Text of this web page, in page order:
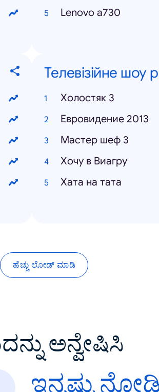
Lenovo a730
Телевізійне шоу
Холостяк 3
Евровидение 2013
Мастер шеф 3
Хочу в Виагру
Хата на тата
ಹೆಚ್ಚು ಲೋಡ್ ಮಾಡಿ
ಅನ್ವೇಷಿಸಿ
ಇನ್ನಷ್ಟು